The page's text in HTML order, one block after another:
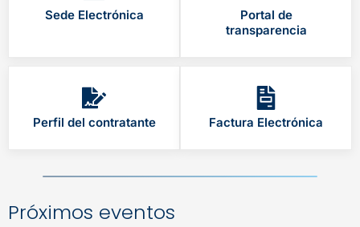
Sede Electrónica
Portal de
transparencia
Perfil del contratante Factura Electrónica
Próximos eventos